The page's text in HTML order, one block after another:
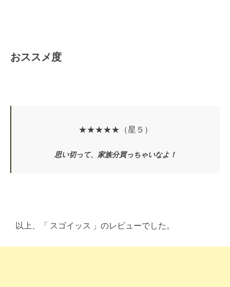
おススメ度
★★★★★（星５）
思い切って、家族分買っちゃいなよ！
以上、「 スゴイッス 」のレビューでした。